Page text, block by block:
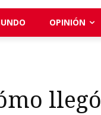
OPINIÓN
llegó